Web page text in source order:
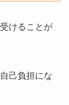
けることが
己負担にな